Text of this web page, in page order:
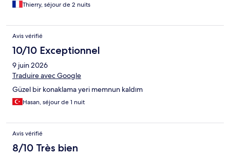
Thierry, séjour de 2 nuits
Avis vérifié
10/10 Exceptionnel
9 juin 2026
Traduire avec Google
Güzel bir konaklama yeri memnun kaldım
Hasan, séjour de 1 nuit
Avis vérifié
8/10 Très bien